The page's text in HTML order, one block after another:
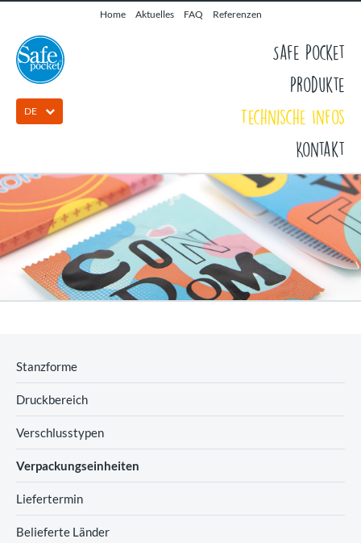
Home Aktuelles FAQ Referenzen
DE
Safe Pocket
Produkte
Technische Infos
Kontakt
Stanzforme
Druckbereich
Verschlusstypen
Verpackungseinheiten
Liefertermin
Belieferte Länder